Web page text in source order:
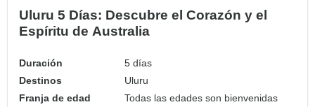
Uluru 5 Días: Descubre el Corazón y el
Espíritu de Australia
Duración
5 días
Destinos
Uluru
Franja de edad
Todas las edades son bienvenidas